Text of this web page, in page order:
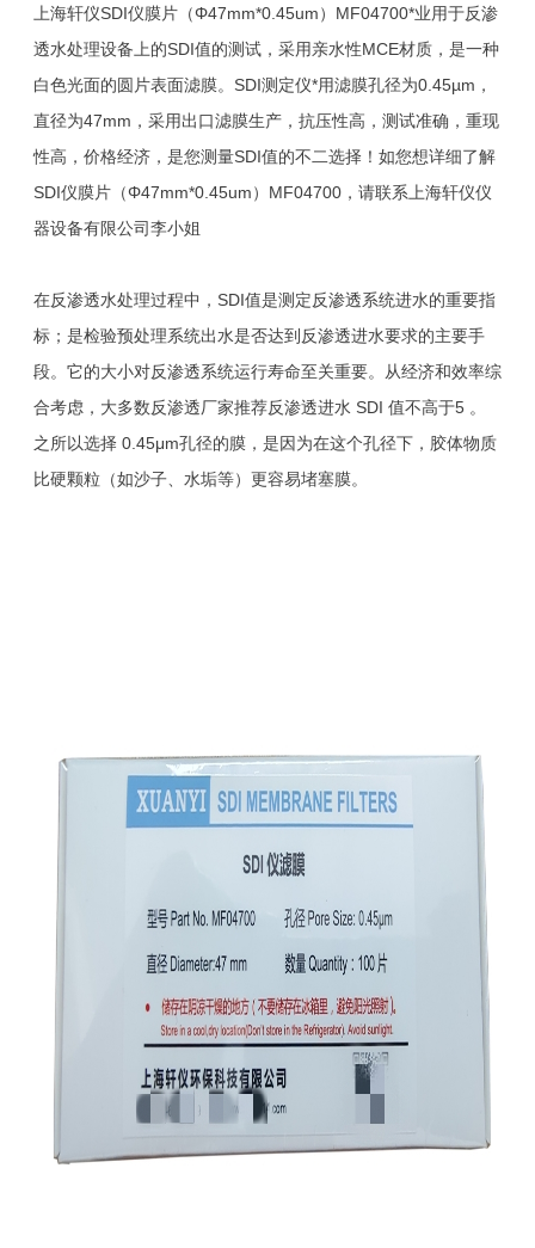
上海轩仪SDI仪膜片（Φ47mm*0.45um）MF04700*业用于反渗
透水处理设备上的SDI值的测试，采用亲水性MCE材质，是一种
白色光面的圆片表面滤膜。SDI测定仪*用滤膜孔径为0.45µm，
直径为47mm，采用出口滤膜生产，抗压性高，测试准确，重现
性高，价格经济，是您测量SDI值的不二选择！如您想详细了解
SDI仪膜片（Φ47mm*0.45um）MF04700，请联系上海轩仪仪
器设备有限公司李小姐
在反渗透水处理过程中，SDI值是测定反渗透系统进水的重要指
标；是检验预处理系统出水是否达到反渗透进水要求的主要手
段。它的大小对反渗透系统运行寿命至关重要。从经济和效率综
合考虑，大多数反渗透厂家推荐反渗透进水 SDI 值不高于5 。
之所以选择 0.45μm孔径的膜，是因为在这个孔径下，胶体物质
比硬颗粒（如沙子、水垢等）更容易堵塞膜。